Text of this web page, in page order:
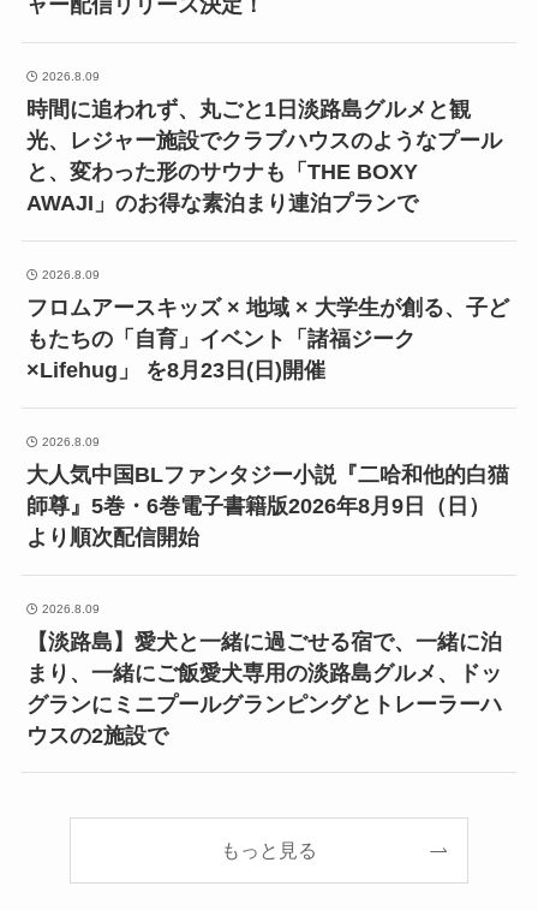
ャー配信リリース決定！
2026.8.09
時間に追われず、丸ごと1日淡路島グルメと観
光、レジャー施設でクラブハウスのようなプール
と、変わった形のサウナも「THE BOXY
AWAJI」のお得な素泊まり連泊プランで
2026.8.09
フロムアースキッズ × 地域 × 大学生が創る、子ど
もたちの「自育」イベント「諸福ジーク
×Lifehug」 を8月23日(日)開催
2026.8.09
大人気中国BLファンタジー小説『二哈和他的白猫
師尊』5巻・6巻電子書籍版2026年8月9日（日）
より順次配信開始
2026.8.09
【淡路島】愛犬と一緒に過ごせる宿で、一緒に泊
まり、一緒にご飯愛犬専用の淡路島グルメ、ドッ
グランにミニプールグランピングとトレーラーハ
ウスの2施設で
もっと見る